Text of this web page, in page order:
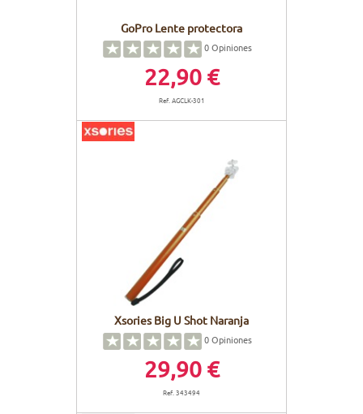
GoPro Lente protectora
0Opiniones
22,90 €
Ref. AGCLK-301
Xsories Big U Shot Naranja
0Opiniones
29,90 €
Ref. 343494